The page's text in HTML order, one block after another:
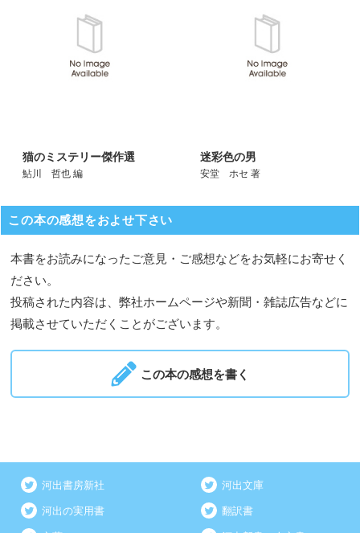
猫のミステリー傑作選
鮎川 哲也 編
迷彩色の男
安堂 ホセ 著
この本の感想をおよせ下さい
本書をお読みになったご意見・ご感想などをお気軽にお寄せく
ださい。
投稿された内容は、弊社ホームページや新聞・雑誌広告などに
掲載させていただくことがございます。
この本の感想を書く
河出書房新社 河出文庫
河出の実用書 翻訳書